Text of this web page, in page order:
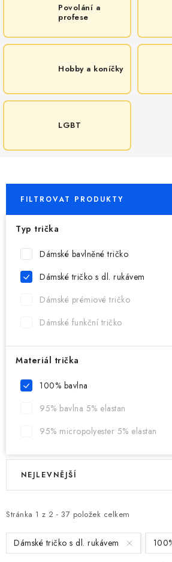
MÁM SRDCE POMÁHÁM
VÁNOCE
PROVIZNÍ SYSTÉM
O nás Časté otázky
Doprava a platba
Obchodní podmínky
Povolání a
profese
Hobby a koníčky
LGBT
FILTROVAT PRODUKTY
Typ trička
Dámské bavlněné tričko
Dámské tričko s dl. rukávem
Dámské prémiové tričko
Dámské funkční tričko
Materiál trička
100% bavlna
95% bavlna 5% elastan
95% micropolyester 5% elastan
V
i
s
p
Stránka 1 z 2 - 37 položek celkem
Ř
e
n
í
NEJLEVNĚJŠÍ
Dámské tričko s dl. rukávem